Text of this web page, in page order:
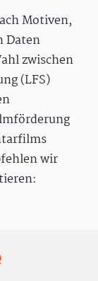
Motiven,
Daten
zwischen
(LFS)
wir